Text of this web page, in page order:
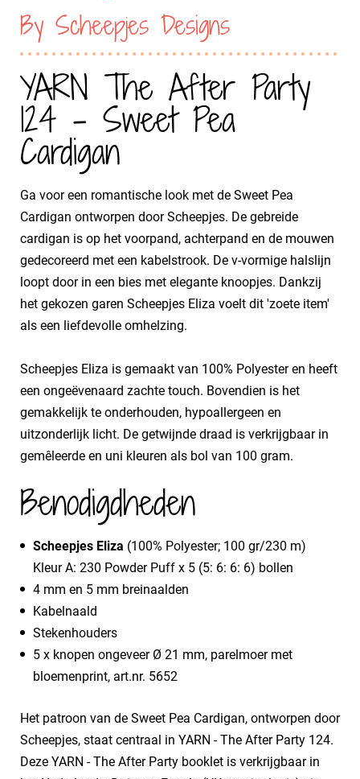
By Scheepjes Designs
YARN The After Party
124 - Sweet Pea
Cardigan
Ga voor een romantische look met de Sweet Pea
Cardigan ontworpen door Scheepjes. De gebreide
cardigan is op het voorpand, achterpand en de mouwen
gedecoreerd met een kabelstrook. De v-vormige halslijn
loopt door in een bies met elegante knoopjes. Dankzij
het gekozen garen Scheepjes Eliza voelt dit 'zoete item'
als een liefdevolle omhelzing.
Scheepjes Eliza is gemaakt van 100% Polyester en heeft
een ongeëvenaard zachte touch. Bovendien is het
gemakkelijk te onderhouden, hypoallergeen en
uitzonderlijk licht. De getwijnde draad is verkrijgbaar in
gemêleerde en uni kleuren als bol van 100 gram.
Benodigdheden
Scheepjes Eliza (100% Polyester; 100 gr/230 m)
Kleur A: 230 Powder Puff x 5 (5: 6: 6: 6) bollen
4 mm en 5 mm breinaalden
Kabelnaald
Stekenhouders
5 x knopen ongeveer Ø 21 mm, parelmoer met
bloemenprint, art.nr. 5652
Het patroon van de Sweet Pea Cardigan, ontworpen door
Scheepjes, staat centraal in YARN - The After Party 124.
Deze YARN - The After Party booklet is verkrijgbaar in